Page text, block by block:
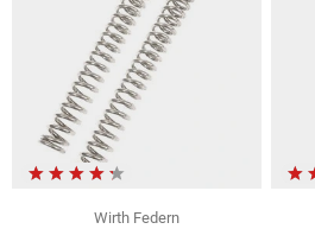
Wirth Federn